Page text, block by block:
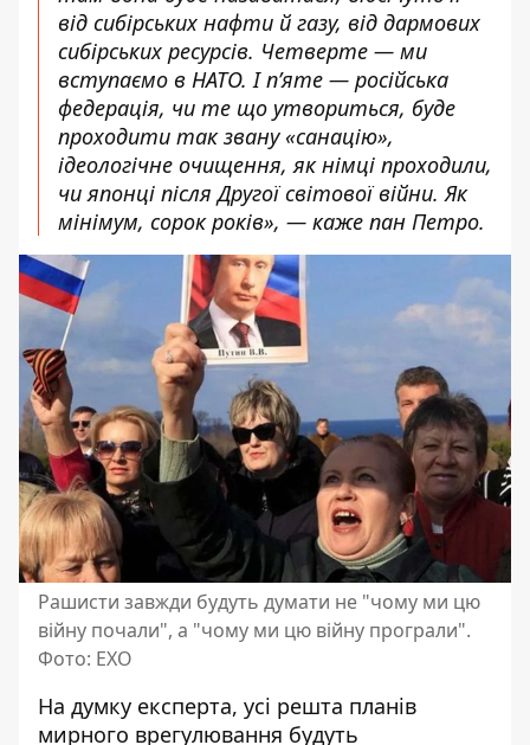
від сибірських нафти й газу, від дармових
сибірських ресурсів. Четверте — ми
вступаємо в НАТО. І п’яте — російська
федерація, чи те що утвориться, буде
проходити так звану «санацію»,
ідеологічне очищення, як німці проходили,
чи японці після Другої світової війни. Як
мінімум, сорок років», — каже пан Петро.
Рашисти завжди будуть думати не "чому ми цю
війну почали", а "чому ми цю війну програли".
Фото: ЕХО
На думку експерта, усі решта планів
мирного врегулювання будуть